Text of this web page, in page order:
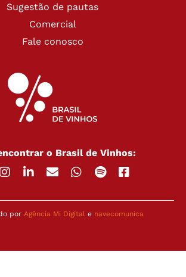
Sugestão de pautas
Comercial
Fale conosco
o Brasil de Vinhos:
por Agência Mi Digital e navecomunica